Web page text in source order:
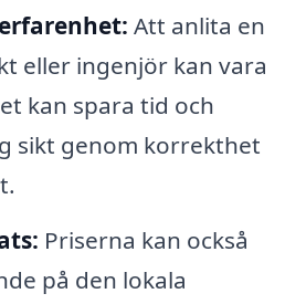
Att anlita en
eller ingenjör kan vara
kan spara tid och
sikt genom korrekthet
Priserna kan också
på den lokala